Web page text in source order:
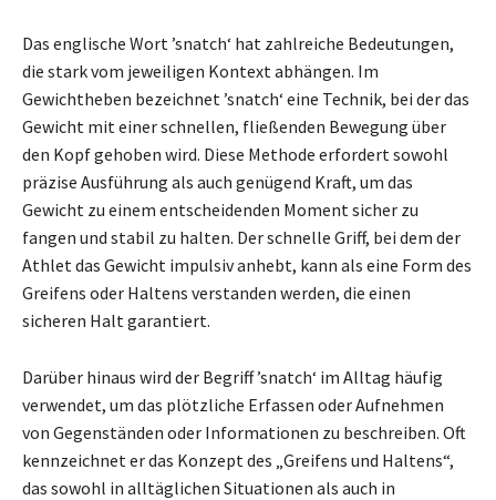
Das englische Wort ’snatch‘ hat zahlreiche Bedeutungen,
die stark vom jeweiligen Kontext abhängen. Im
Gewichtheben bezeichnet ’snatch‘ eine Technik, bei der das
Gewicht mit einer schnellen, fließenden Bewegung über
den Kopf gehoben wird. Diese Methode erfordert sowohl
präzise Ausführung als auch genügend Kraft, um das
Gewicht zu einem entscheidenden Moment sicher zu
fangen und stabil zu halten. Der schnelle Griff, bei dem der
Athlet das Gewicht impulsiv anhebt, kann als eine Form des
Greifens oder Haltens verstanden werden, die einen
sicheren Halt garantiert.
Darüber hinaus wird der Begriff ’snatch‘ im Alltag häufig
verwendet, um das plötzliche Erfassen oder Aufnehmen
von Gegenständen oder Informationen zu beschreiben. Oft
kennzeichnet er das Konzept des „Greifens und Haltens“,
das sowohl in alltäglichen Situationen als auch in